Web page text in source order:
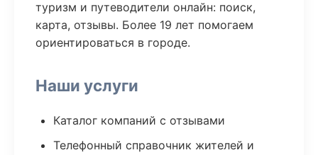
туризм и путеводители онлайн: поиск,
карта, отзывы. Более 19 лет помогаем
ориентироваться в городе.
Наши услуги
Каталог компаний с отзывами
Телефонный справочник жителей и